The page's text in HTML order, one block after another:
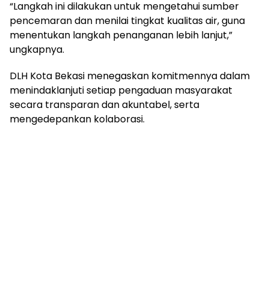
“Langkah ini dilakukan untuk mengetahui sumber
pencemaran dan menilai tingkat kualitas air, guna
menentukan langkah penanganan lebih lanjut,”
ungkapnya.
DLH Kota Bekasi menegaskan komitmennya dalam
menindaklanjuti setiap pengaduan masyarakat
secara transparan dan akuntabel, serta
mengedepankan kolaborasi.